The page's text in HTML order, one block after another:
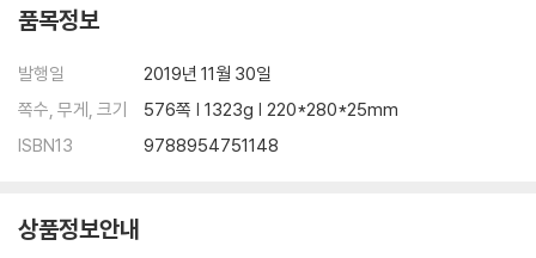
03. 국제 거래와 환율
6. 국제 사회와 국제 정치
01. 국제 사회의 이해
02. 국제 사회의 모습과 공존 노력
03. 우리나라와 주변국의 갈등과 해결 노력
7. 인구 변화와 인구 문제
01. 인구 분포
품목정보
발행일
2019년 11월 30일
쪽수, 무게, 크기
576쪽 | 1323g | 220*280*25mm
ISBN13
9788954751148
상품정보안내